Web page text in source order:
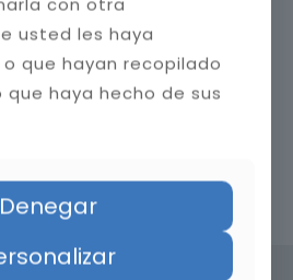
con nosotros
usted les haya
que hayan recopilado
haya hecho de sus
Denegar